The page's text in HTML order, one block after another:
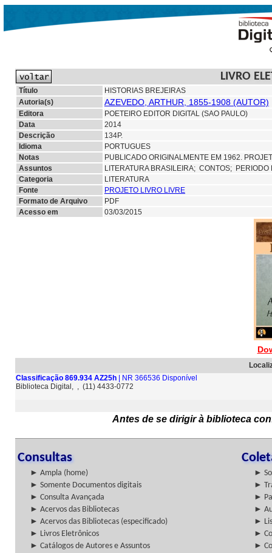
LIVRO
Título
HISTORIAS BREJEIRAS
Autoria(s)
AZEVEDO, ARTHUR, 1855-1908 (AUTOR)
Editora
POETEIRO EDITOR DIGITAL (SAO PAULO)
Data
2014
Descrição
134P.
Idioma
PORTUGUES
Notas
PUBLICADO ORIGINALMENTE EM 1962.
Assuntos
LITERATURA BRASILEIRA; CONTOS; PERIODO
Categoria
LITERATURA
Fonte
PROJETO LIVRO LIVRE
Formato de Arquivo
PDF
Acesso em
03/03/2015
Classificação 869.934 AZ25h | NR 366536 Disponível
Biblioteca Digital, , (11) 4433-0772
Antes de se dirigir à biblioteca
Consultas
► Ampla (home)
►
► Somente Documentos digitais
►
► Consulta Avançada
►
► Acervos das Bibliotecas
►
► Acervos das Bibliotecas (especificado)
►
► Livros Eletrônicos
►
► Catálogos de Autores e Assuntos
►